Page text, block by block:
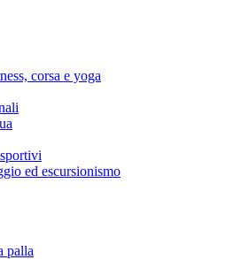
corsa e yoga
ed escursionismo
palla